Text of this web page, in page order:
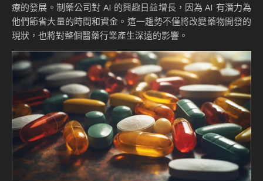
療的發展。制藥公司對 AI 的興趣日益增長，因為 AI 有潛力為
他們節省大量的時間和資金。這一趨勢不僅將改變藥物開發的
現狀，也將對整個醫藥行業產生深遠的影響。